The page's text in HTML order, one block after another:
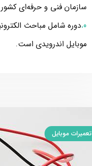
سازمان فنی و حرفه‌ای
دوره شامل مباحث
موبایل اندرویدی است.
تعمیرات موبایل